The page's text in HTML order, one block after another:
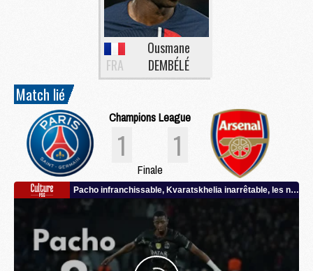
FRA
Ousmane
DEMBÉLÉ
Match lié
Champions League
1 1
Finale